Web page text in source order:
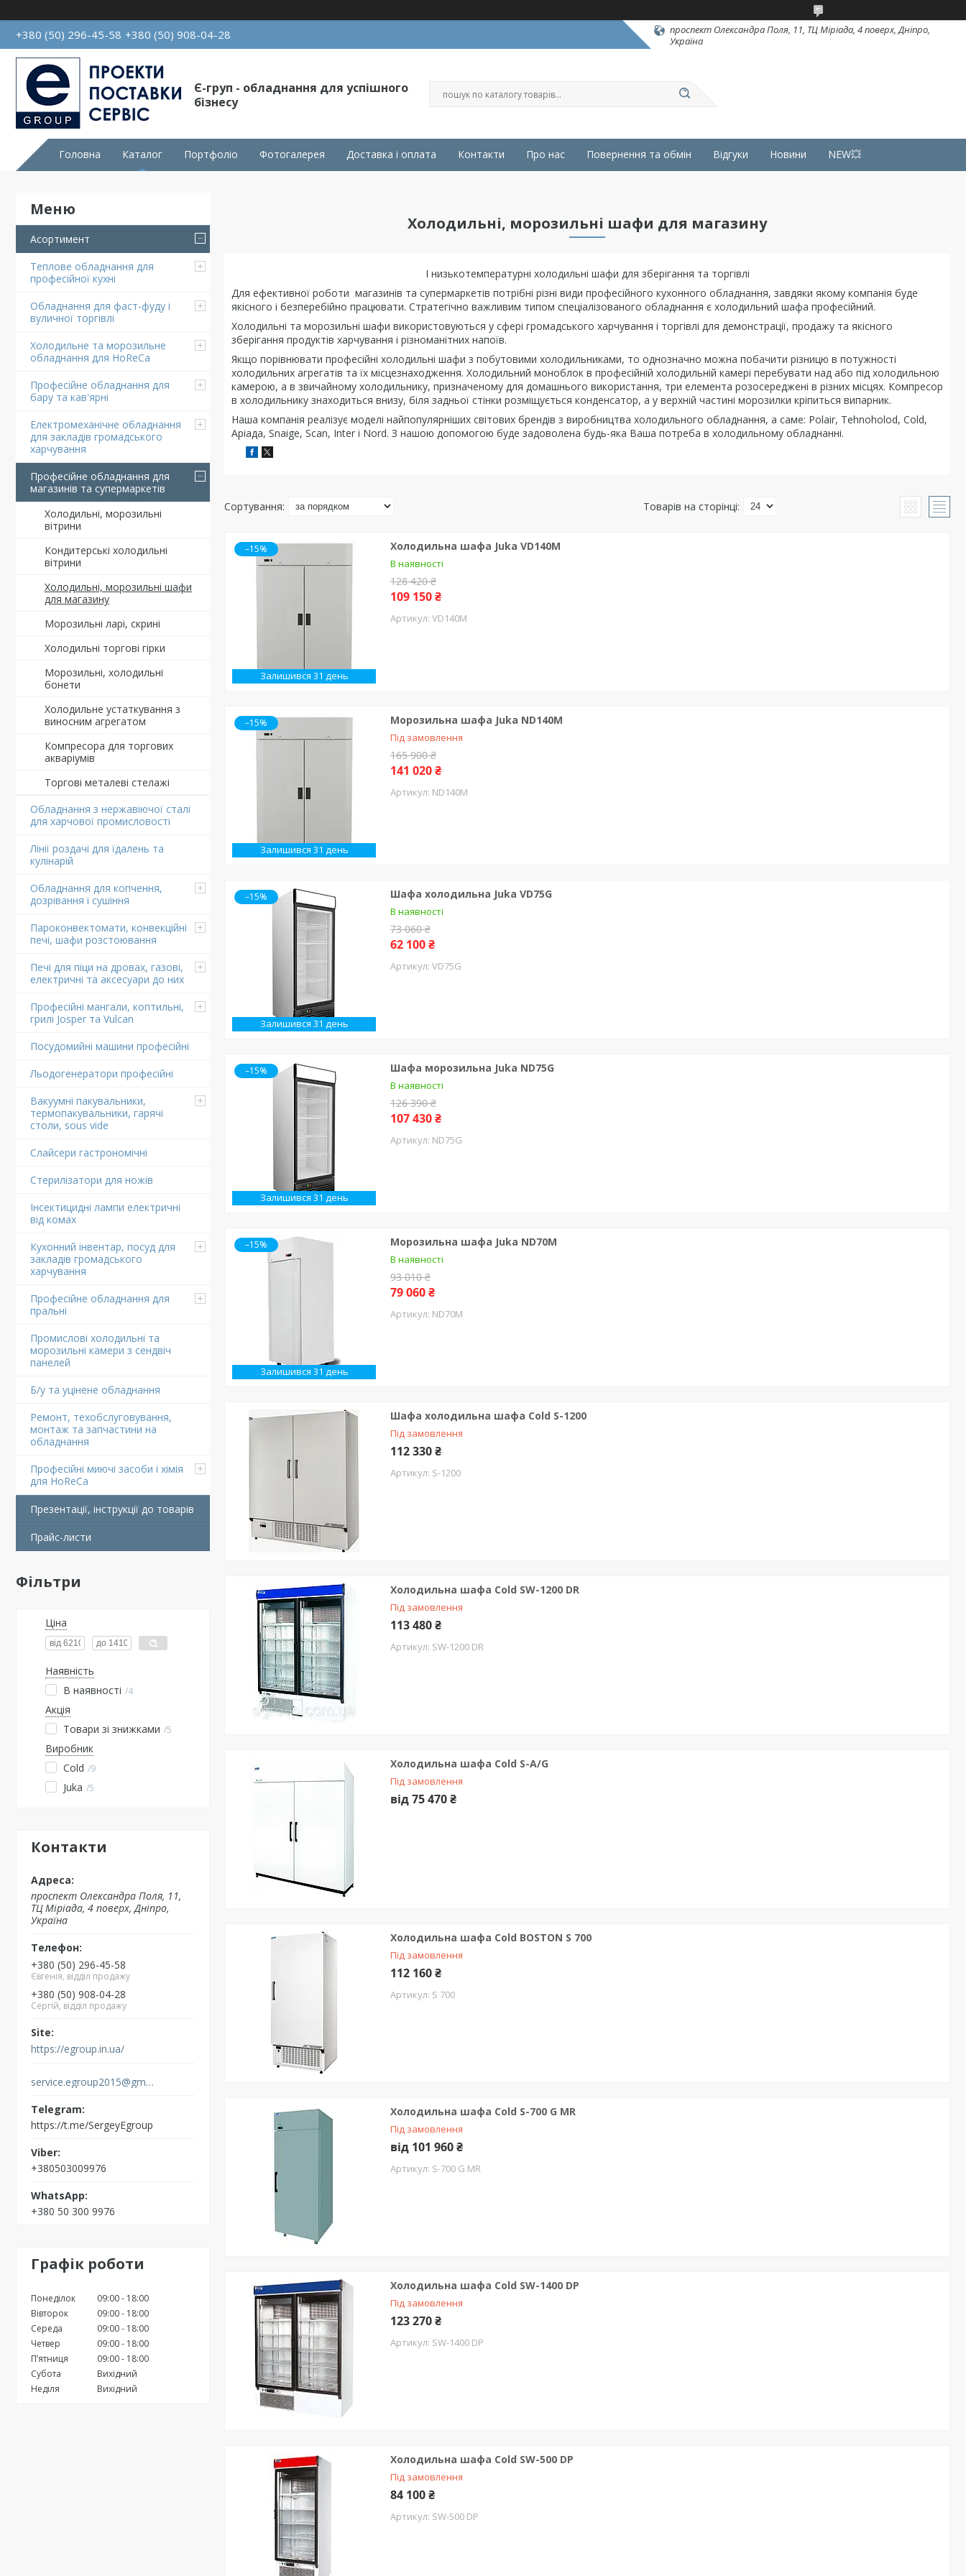
+380 (50) 296-45-58 +380 (50) 908-04-28
проспект Олександра Поля, 11, ТЦ Міріада, 4 поверх, Дніпро,
Україна
Є-груп - обладнання для успішного
бізнесу
Головна Каталог Портфоліо Фотогалерея Доставка і оплата Контакти Про нас Повернення та обмін Відгуки Новини NEW💥
Асортимент
Теплове обладнання для
професійної кухні
Обладнання для фаст-фуду і
вуличної торгівлі
Холодильне та морозильне
обладнання для HoReCa
Професійне обладнання для
бару та кав'ярні
Електромеханічне обладнання
для закладів громадського
харчування
Професійне обладнання для
магазинів та супермаркетів
Холодильні, морозильні
вітрини
Кондитерські холодильні
вітрини
Холодильні, морозильні шафи
для магазину
Морозильні ларі, скрині
Холодильні торгові гірки
Морозильні, холодильні
бонети
Холодильне устаткування з
виносним агрегатом
Компресора для торгових
акваріумів
Торгові металеві стелажі
Обладнання з нержавіючої сталі
для харчової промисловості
Лінії роздачі для їдалень та
кулінарій
Обладнання для копчення,
дозрівання і сушіння
Пароконвектомати, конвекційні
печі, шафи розстоювання
Печі для піци на дровах, газові,
електричні та аксесуари до них
Професійні мангали, коптильні,
грилі Josper та Vulcan
Посудомийні машини професійні
Льодогенератори професійні
Вакуумні пакувальники,
термопакувальники, гарячі
столи, sous vide
Слайсери гастрономічні
Стерилізатори для ножів
Інсектицидні лампи електричні
від комах
Кухонний інвентар, посуд для
закладів громадського
харчування
Професійне обладнання для
пральні
Промислові холодильні та
морозильні камери з сендвіч
панелей
Б/у та уцінене обладнання
Ремонт, техобслуговування,
монтаж та запчастини на
обладнання
Професійні миючі засоби і хімія
для HoReCa
Презентації, інструкції до товарів
Прайс-листи
Фільтри
Ціна
Наявність
В наявності
4
Акція
Товари зі знижками 5
Виробник
Cold
9
Juka 5
Контакти
проспект Олександра Поля, 11,
ТЦ Міріада, 4 поверх, Дніпро,
Україна
+380 (50) 296-45-58
Євгенія, відділ продажу
+380 (50) 908-04-28
Сергій, відділ продажу
https://egroup.in.ua/
service.egroup2015@gmail.com
https://t.me/SergeyEgroup
+380503009976
+380 50 300 9976
Графік роботи
Понеділок 09:00
18:00
Вівторок
09:00
18:00
Середа
09:00
18:00
Четвер
09:00
18:00
Пʼятниця
09:00
18:00
Субота
Вихідний
Неділя
Вихідний
Холодильні, морозильні шафи для магазину
І низькотемпературні холодильні шафи для зберігання та торгівлі
Для ефективної роботи магазинів та супермаркетів потрібні різні види професійного кухонного обладнання, завдяки якому компанія буде
якісного і безперебійно працювати. Стратегічно важливим типом спеціалізованого обладнання є холодильний шафа професійний.
Холодильні та морозильні шафи використовуються у сфері громадського харчування і торгівлі для демонстрації, продажу та якісного
зберігання продуктів харчування і різноманітних напоїв.
Якщо порівнювати професійні холодильні шафи з побутовими холодильниками, то однозначно можна побачити різницю в потужності
холодильних агрегатів та їх місцезнаходження. Холодильний моноблок в професійній холодильній камері перебувати над або під холодильною
камерою, а в звичайному холодильнику, призначеному для домашнього використання, три елемента розосереджені в різних місцях. Компресор
в холодильнику знаходиться внизу, біля задньої стінки розміщується конденсатор, а у верхній частині морозилки кріпиться випарник.
Наша компанія реалізує моделі найпопулярніших світових брендів з виробництва холодильного обладнання, а саме: Polair, Tehnoholod, Cold,
Аріада, Snaige, Scan, Inter і Nord. З нашою допомогою буде задоволена будь-яка Ваша потреба в холодильному обладнанні.
–15%
Залишився 31 день
Холодильна шафа Juka VD140M
В наявності
128 420 ₴
109 150 ₴
VD140M
–15%
Залишився 31 день
Морозильна шафа Juka ND140M
Під замовлення
165 900 ₴
141 020 ₴
ND140M
–15%
Залишився 31 день
Шафа холодильна Juka VD75G
В наявності
73 060 ₴
62 100 ₴
VD75G
–15%
Залишився 31 день
Шафа морозильна Juka ND75G
В наявності
126 390 ₴
107 430 ₴
ND75G
–15%
Залишився 31 день
Морозильна шафа Juka ND70М
В наявності
93 010 ₴
79 060 ₴
ND70М
Шафа холодильна шафа Cold S-1200
Під замовлення
112 330 ₴
S-1200
Холодильна шафа Cold SW-1200 DR
Під замовлення
113 480 ₴
SW-1200 DR
Холодильна шафа Cold S-A/G
Під замовлення
від 75 470 ₴
Холодильна шафа Cold BOSTON S 700
Під замовлення
112 160 ₴
S 700
Холодильна шафа Cold S-700 G MR
Під замовлення
від 101 960 ₴
S-700 G MR
Холодильна шафа Cold SW-1400 DP
Під замовлення
123 270 ₴
SW-1400 DP
Холодильна шафа Cold SW-500 DP
Під замовлення
84 100 ₴
SW-500 DP